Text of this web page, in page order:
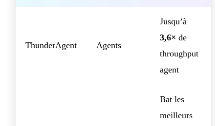
ThunderAgent Agents
Jusqu’à
3,6× de
throughput
agent
Bat les
meilleurs